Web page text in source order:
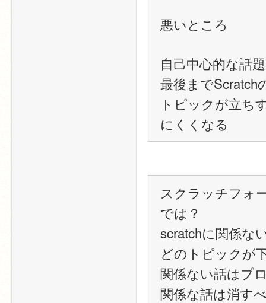
悪いところ
自己中心的な話
最後までScratch
トピックが立ち
にくくなる
スクラッチフォ
では？
scratchに関係な
どのトピックが
関係ない話はプ
関係な話は消す